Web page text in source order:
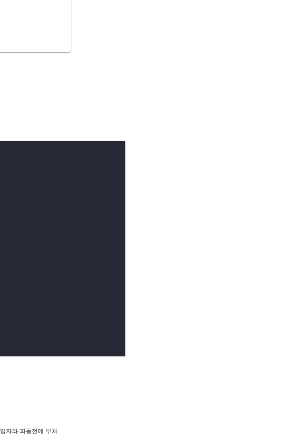
입자와 파동전에 부쳐